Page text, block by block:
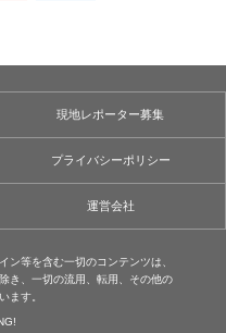
現地レポーター募集
プライバシーポリシー
運営会社
ン等を含む⼀切のコンテンツは、
き、⼀切の流用、転⽤、その他の
ます。